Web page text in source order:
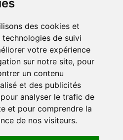
des cookies et
de suivi
votre expérience
sur notre site, pour
un contenu
et des publicités
analyser le trafic de
et pour comprendre la
de nos visiteurs.
des cookies et
de suivi
votre expérience
sur notre site, pour
un contenu
et des publicités
analyser le trafic de
et pour comprendre la
de nos visiteurs.